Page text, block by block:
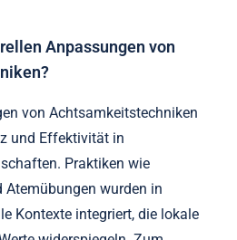
Achtsamkeit gelehrt und in
wird. Praktiken wie
sind verbreitet,
dieser Unterschiede
von Achtsamkeit,
kulturelle Kontexte
Anpassungen von